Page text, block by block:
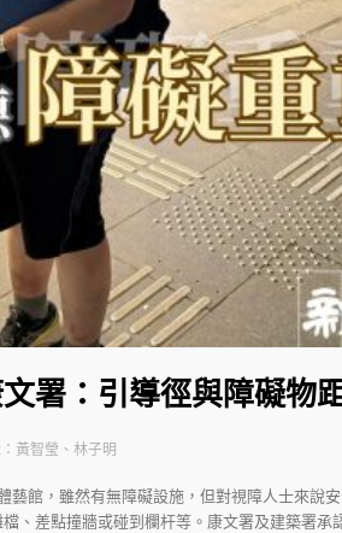
：引導徑與障礙物
黃智瑩、林子明
館，雖然有無障礙設施，但對視障人士來說
、差點撞牆或碰到欄杆等。康文署及建築署承